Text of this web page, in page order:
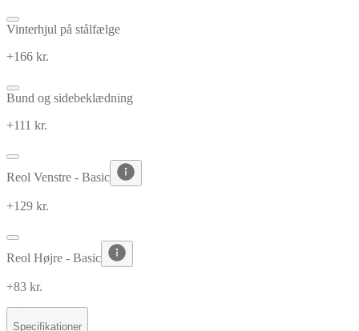
Vinterhjul på stålfælge
+166 kr.
Bund og sidebeklædning
+111 kr.
Reol Venstre - Basic
+129 kr.
Reol Højre - Basic
+83 kr.
Specifikationer